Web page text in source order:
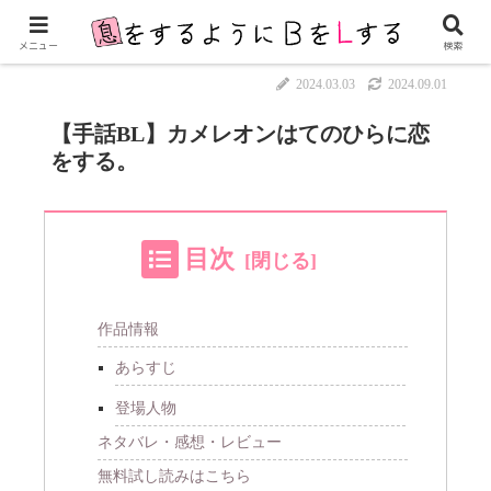
【手話BL】カメレオンはてのひらに恋
をする。
2024.03.03 2024.09.01
目次
作品情報
あらすじ
登場人物
ネタバレ・感想・レビュー
無料試し読みはこちら
メニュー 検索